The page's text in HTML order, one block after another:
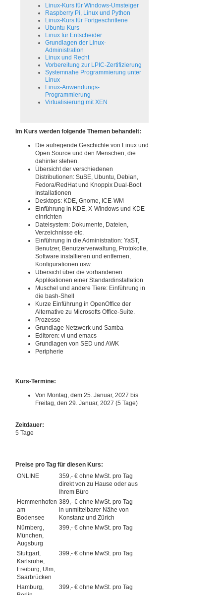
Linux-Kurs für Windows-Umsteiger
Raspberry Pi, Linux und Python
Linux-Kurs für Fortgeschrittene
Ubuntu-Kurs
Linux für Entscheider
Grundlagen der Linux-
Administration
Linux und Recht
Vorbereitung zur LPIC-Zertifizierung
Systemnahe Programmierung unter
Linux
Linux-Anwendungs-
Programmierung
Virtualisierung mit XEN
Im Kurs werden folgende Themen behandelt:
Die aufregende Geschichte von Linux und
Open Source und den Menschen, die
dahinter stehen.
Übersicht der verschiedenen
Distributionen: SuSE, Ubuntu, Debian,
Fedora/RedHat und Knoppix Dual-Boot
Installationen
Desktops: KDE, Gnome, ICE-WM
Einführung in KDE, X-Windows und KDE
einrichten
Dateisystem: Dokumente, Dateien,
Verzeichnisse etc.
Einführung in die Administration: YaST,
Benutzer, Benutzerverwaltung, Protokolle,
Software installieren und entfernen,
Konfigurationen usw.
Übersicht über die vorhandenen
Applikationen einer Standardinstallation
Muschel und andere Tiere: Einführung in
die bash-Shell
Kurze Einführung in OpenOffice der
Alternative zu Microsofts Office-Suite.
Prozesse
Grundlage Netzwerk und Samba
Editoren: vi und emacs
Grundlagen von SED und AWK
Peripherie
Kurs-Termine:
Von Montag, dem 25. Januar, 2027 bis
Freitag, den 29. Januar, 2027 (5 Tage)
Zeitdauer:
5 Tage
Preise pro Tag für diesen Kurs:
ONLINE
359,- € ohne MwSt. pro Tag
direkt von zu Hause oder aus
Ihrem Büro
Hemmenhofen
am
Bodensee
389,- € ohne MwSt. pro Tag
in unmittelbarer Nähe von
Konstanz und Zürich
Nürnberg,
München,
Augsburg
399,- € ohne MwSt. pro Tag
Stuttgart,
Karlsruhe,
Freiburg, Ulm,
Saarbrücken
399,- € ohne MwSt. pro Tag
Hamburg,
399,- € ohne MwSt. pro Tag